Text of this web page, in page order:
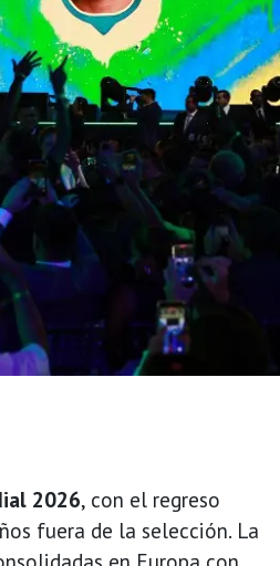
2026, con el regreso
fuera de la selección. La